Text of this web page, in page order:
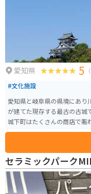
愛知県 5
#文化施設
愛知県と岐阜県の県境にあり
が建てた現存する最古の古城
城下町はたくさんの商店で賑わっています。 築城当
います。北方に木曽川が流れ
ていますが、城門をくぐり、天
夏は新緑、秋は紅葉、冬は雪
セラミックパーク